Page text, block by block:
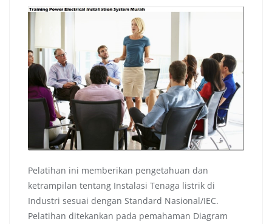
Pelatihan ini memberikan pengetahuan dan
ketrampilan tentang Instalasi Tenaga listrik di
Industri sesuai dengan Standard Nasional/IEC.
Pelatihan ditekankan pada pemahaman Diagram